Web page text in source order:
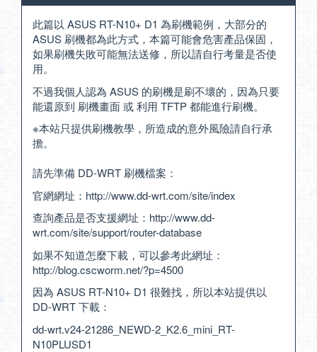
此篇以 ASUS RT-N10+ D1 為刷機範例，大部分的
ASUS 刷機都為此方式，本篇可能會危害產品保固，
如果刷機失敗可能無法送修，所以請自行考量是否使
用。
不過我個人認為 ASUS 的刷機是刷不壞的，因為只要
能還原到 刷機畫面 或 利用 TFTP 都能進行刷機。
※本站只提供刷機教學，所造成的意外風險請自行承
擔。
請先準備 DD-WRT 刷機檔案：
官網網址： http://www.dd-wrt.com/site/index
查詢產品是否支援網址： http://www.dd-
wrt.com/site/support/router-database
如果不知道怎麼下載，可以參考此網址：
http://blog.cscworm.net/?p=4500
因為 ASUS RT-N10+ D1 很難找，所以本站提供以
DD-WRT 下載：
dd-wrt.v24-21286_NEWD-2_K2.6_mini_RT-
N10PLUSD1